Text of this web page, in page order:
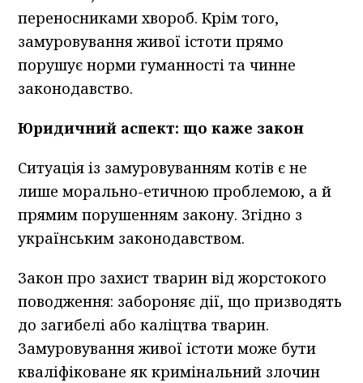
переносниками хвороб. Крім того,
замуровування живої істоти прямо
порушує норми гуманності та чинне
законодавство.
Юридичний аспект: що каже закон
Ситуація із замуровуванням котів є не
лише морально-етичною проблемою, а й
прямим порушенням закону. Згідно з
українським законодавством.
Закон про захист тварин від жорстокого
поводження: забороняє дії, що призводять
до загибелі або каліцтва тварин.
Замуровування живої істоти може бути
кваліфіковане як кримінальний злочин